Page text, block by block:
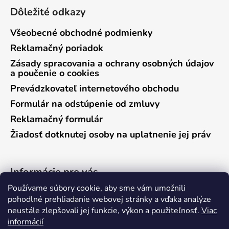
Používame súbory cookie, aby sme vám umožnili
pohodlné prehliadanie webovej stránky a vďaka analýze
neustále zlepšovali jej funkcie, výkon a použiteľnosť. Viac
informácií
Dôležité odkazy
Všeobecné obchodné podmienky
Reklamačný poriadok
Zásady spracovania a ochrany osobných údajov
a poučenie o cookies
Prevádzkovateľ internetového obchodu
Formulár na odstúpenie od zmluvy
Reklamačný formulár
Žiadosť dotknutej osoby na uplatnenie jej práv
Informácie pre vás
Predajňa Vráble
Predajňa Pieštany
Ako nakupovať